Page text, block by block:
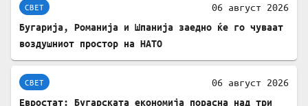
СВЕТ 06 август 2026
Бугарија, Романија и Шпанија заедно ќе го чуваат
воздушниот простор на НАТО
СВЕТ 06 август 2026
Евростат: Бугарската економија порасна над три